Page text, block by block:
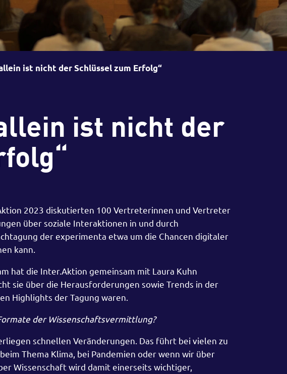
ist nicht der Schlüssel zum Erfolg“
ist nicht der
2023 diskutierten 100 Vertreterinnen und Vertreter
über soziale Interaktionen in und durch
der experimenta etwa um die Chancen digitaler
kann.
hat die Inter.Aktion gemeinsam mit Laura Kuhn
sie über die Herausforderungen sowie Trends in der
Highlights der Tagung waren.
der Wissenschaftsvermittlung?
schnellen Veränderungen. Das führt bei vielen zu
Thema Klima, bei Pandemien oder wenn wir über
Wissenschaft wird damit einerseits wichtiger,